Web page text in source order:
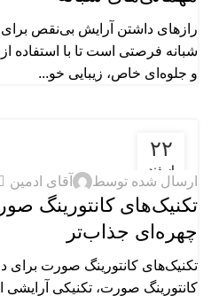
رازهای داشتن آرایش بی‌نقص
شبانه فرصتی است تا با
و جلوه‌ای خاص، زیبایی خو...
۲۲
اسفند
آموزش‌های آرایشی
ارسال شده توسط آقای ادمین
تکنیک‌های کانتورینگ
چهره‌ای جذاب‌تر
تکنیک‌های کانتورینگ صورت برای
کانتورینگ صورت، تکنیکی آرایشی